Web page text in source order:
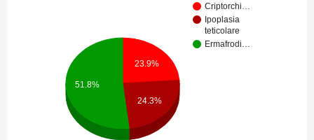
Criptorchi…
Ipoplasia
teticolare
Ermafrodi…
23.9%
24.3%
51.8%